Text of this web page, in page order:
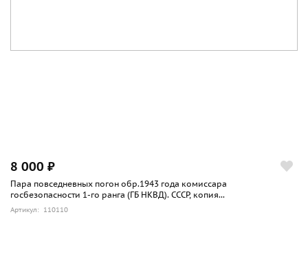
8 000 ₽
Пара повседневных погон обр.1943 года комиссара
госбезопасности 1-го ранга (ГБ НКВД). СССР, копия...
Артикул: 110110